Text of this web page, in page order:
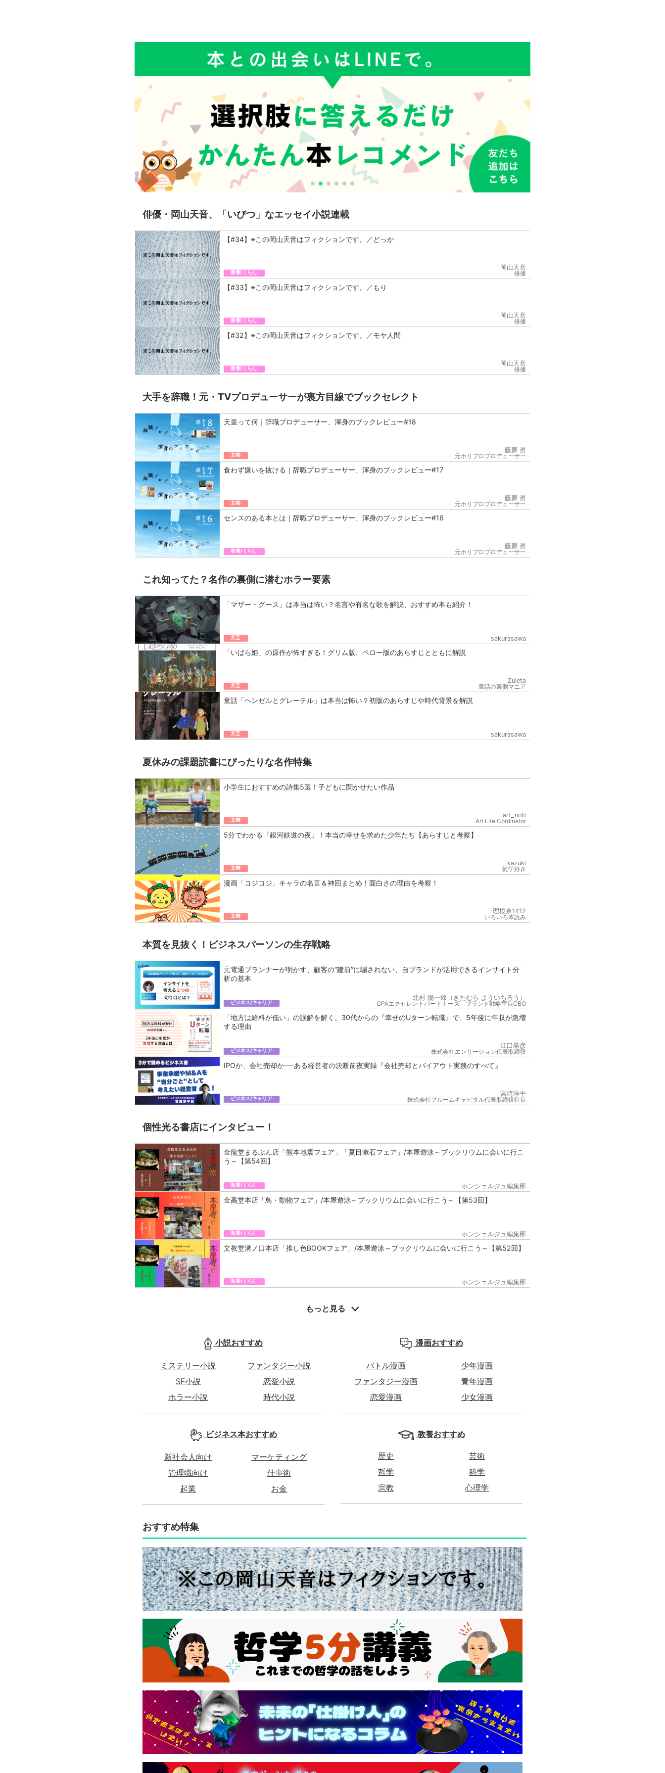
俳優・岡山天音、「いびつ」なエッセイ小説連載
【#34】※この岡山天音はフィクションです。／どっか
教養/くらし
岡山天音
俳優
【#33】※この岡山天音はフィクションです。／もり
教養/くらし
岡山天音
俳優
【#32】※この岡山天音はフィクションです。／モヤ人間
教養/くらし
岡山天音
俳優
大手を辞職！元・TVプロデューサーが裏方目線でブックセレクト
天皇って何｜辞職プロデューサー、渾身のブックレビュー#18
文芸
藤原 努
元ホリプロプロデューサー
食わず嫌いを抜ける｜辞職プロデューサー、渾身のブックレビュー#17
文芸
藤原 努
元ホリプロプロデューサー
センスのある本とは｜辞職プロデューサー、渾身のブックレビュー#16
教養/くらし
藤原 努
元ホリプロプロデューサー
これ知ってた？名作の裏側に潜むホラー要素
「マザー・グース」は本当は怖い？名言や有名な歌を解説、おすすめ本も紹介！
文芸 sakurasawa
「いばら姫」の原作が怖すぎる！グリム版、ペロー版のあらすじとともに解説
文芸
Zuleta
童話の裏側マニア
童話「ヘンゼルとグレーテル」は本当は怖い？初版のあらすじや時代背景を解説
文芸 sakurasawa
夏休みの課題読書にぴったりな名作特集
小学生におすすめの詩集5選！子どもに聞かせたい作品
文芸
art_nob
Art Life Cordinator
5分でわかる『銀河鉄道の夜』！本当の幸せを求めた少年たち【あらすじと考察】
文芸
kazuki
雑学好き
漫画「コジコジ」キャラの名言＆神回まとめ！面白さの理由を考察！
文芸
理桜奈1412
いろいろ本読み
本質を見抜く！ビジネスパーソンの生存戦略
元電通プランナーが明かす、顧客の“建前”に騙されない、自ブランドが活用できるインサイト分
析の基本
ビジネス/キャリア
北村 陽一郎（きたむら よういちろう）
CPAエクセレントパートナーズ ブランド戦略室長CBO
「地方は給料が低い」の誤解を解く。30代からの『幸せのUターン転職』で、5年後に年収が急増
する理由
ビジネス/キャリア
江口勝彦
株式会社エンリージョン代表取締役
IPOか、会社売却か──ある経営者の決断前夜実録『会社売却とバイアウト実務のすべて』
ビジネス/キャリア
宮崎淳平
株式会社ブルームキャピタル代表取締役社長
個性光る書店にインタビュー！
金龍堂まるぶん店「熊本地震フェア」「夏目漱石フェア」/本屋遊泳～ブックリウムに会いに行こ
う～【第54回】
教養/くらし ホンシェルジュ編集部
金高堂本店「鳥・動物フェア」/本屋遊泳～ブックリウムに会いに行こう～【第53回】
教養/くらし ホンシェルジュ編集部
文教堂溝ノ口本店「推し色BOOKフェア」/本屋遊泳～ブックリウムに会いに行こう～【第52回】
教養/くらし ホンシェルジュ編集部
もっと見る
小説おすすめ
ミステリー小説
ファンタジー小説
SF小説
恋愛小説
ホラー小説
時代小説
漫画おすすめ
バトル漫画
少年漫画
ファンタジー漫画
青年漫画
恋愛漫画
少女漫画
ビジネス本おすすめ
新社会人向け
マーケティング
管理職向け
仕事術
起業
お金
教養おすすめ
歴史
芸術
哲学
科学
宗教
心理学
おすすめ特集